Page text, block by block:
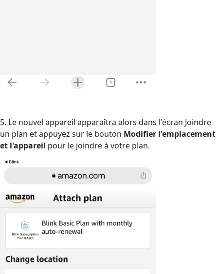
5. Le nouvel appareil apparaîtra alors dans l'écran Joindre
un plan et appuyez sur le bouton Modifier l'emplacement
et l'appareil pour le joindre à votre plan.